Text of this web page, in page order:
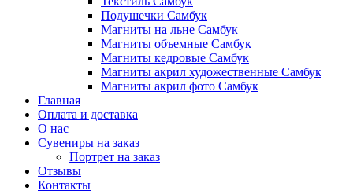
Подушечки Самбук
Магниты на льне Самбук
Магниты объемные Самбук
Магниты кедровые Самбук
Магниты акрил художественные Самбук
Магниты акрил фото Самбук
Главная
Оплата и доставка
О нас
Сувениры на заказ
Портрет на заказ
Отзывы
Контакты